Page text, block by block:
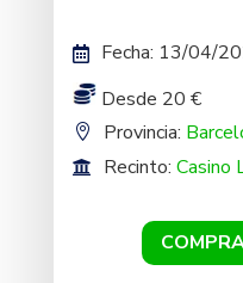
Fecha: 13/04/
Desde 20 €
Provincia:
Recinto: Casino